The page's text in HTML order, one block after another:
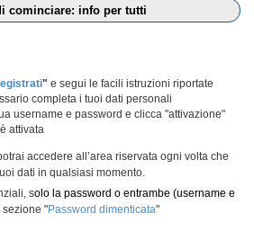
cominciare: info per tutti
" e segui le facili istruzioni riportate
completa i tuoi dati personali
username e password e clicca "attivazione"
attivata
accedere all’area riservata ogni volta che
dati in qualsiasi momento.
solo la password o entrambe (username e
"Password dimenticata"